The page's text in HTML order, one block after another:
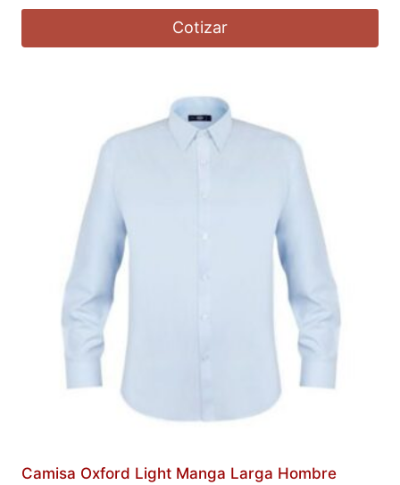
Cotizar
Camisa Oxford Light Manga Larga Hombre